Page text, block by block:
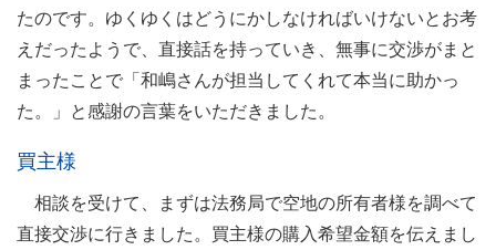
たのです。ゆくゆくはどうにかしなければいけないとお考
えだったようで、直接話を持っていき、無事に交渉がまと
まったことで「和嶋さんが担当してくれて本当に助かっ
た。」と感謝の言葉をいただきました。
買主様
相談を受けて、まずは法務局で空地の所有者様を調べて
直接交渉に行きました。買主様の購入希望金額を伝えまし